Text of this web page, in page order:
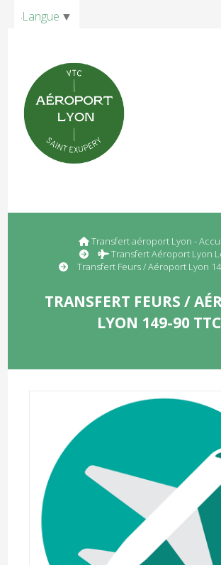
Transfert aéroport Lyon -
Transfert Aéroport Lyon
Transfert Feurs / Aéroport Lyon
TRANSFERT FEURS /
LYON 149-90 TTC
Langue ▼